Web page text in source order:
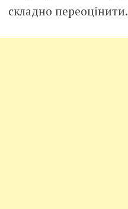
складно переоцінити.